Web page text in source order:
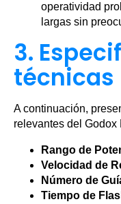
operatividad
largas sin
3.
técnicas
A continuación,
relevantes del Godox
Rango de
Velocidad de
Número de
Tiempo de